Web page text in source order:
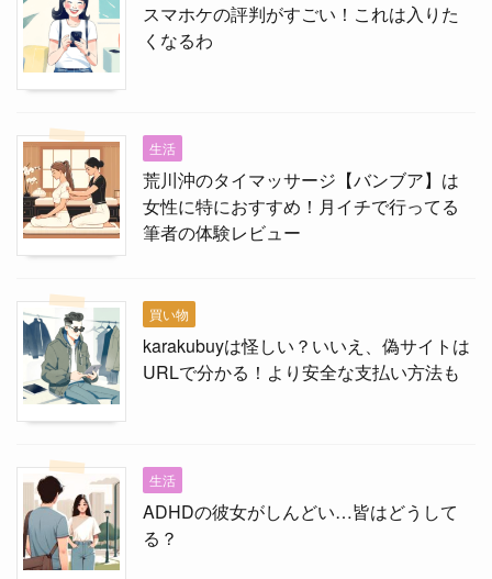
スマホケの評判がすごい！これは入りた
くなるわ
生活
荒川沖のタイマッサージ【バンブア】は
女性に特におすすめ！月イチで行ってる
筆者の体験レビュー
買い物
karakubuyは怪しい？いいえ、偽サイトは
URLで分かる！より安全な支払い方法も
生活
ADHDの彼女がしんどい…皆はどうして
る？